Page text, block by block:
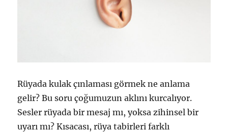
Rüyada kulak çınlaması görmek ne anlama
gelir? Bu soru çoğumuzun aklını kurcalıyor.
Sesler rüyada bir mesaj mı, yoksa zihinsel bir
uyarı mı? Kısacası, rüya tabirleri farklı